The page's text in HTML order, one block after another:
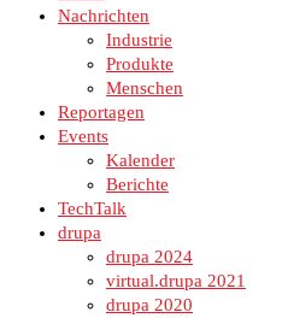
Nachrichten
Industrie
Produkte
Menschen
Reportagen
Events
Kalender
Berichte
TechTalk
drupa
drupa 2024
virtual.drupa 2021
drupa 2020